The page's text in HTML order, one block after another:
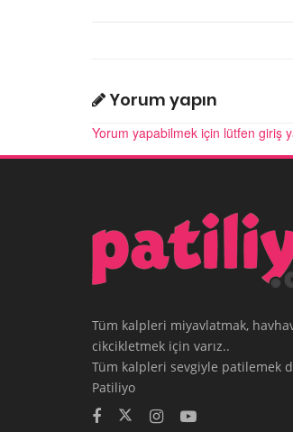
Yorum yapın
Yorum yapabilmek için lütfen giriş
Tüm kalpleri miyavlatmak,
cikcikletmek için varız..
Tüm kalpleri sevgiyle patilemek
Patiliyo